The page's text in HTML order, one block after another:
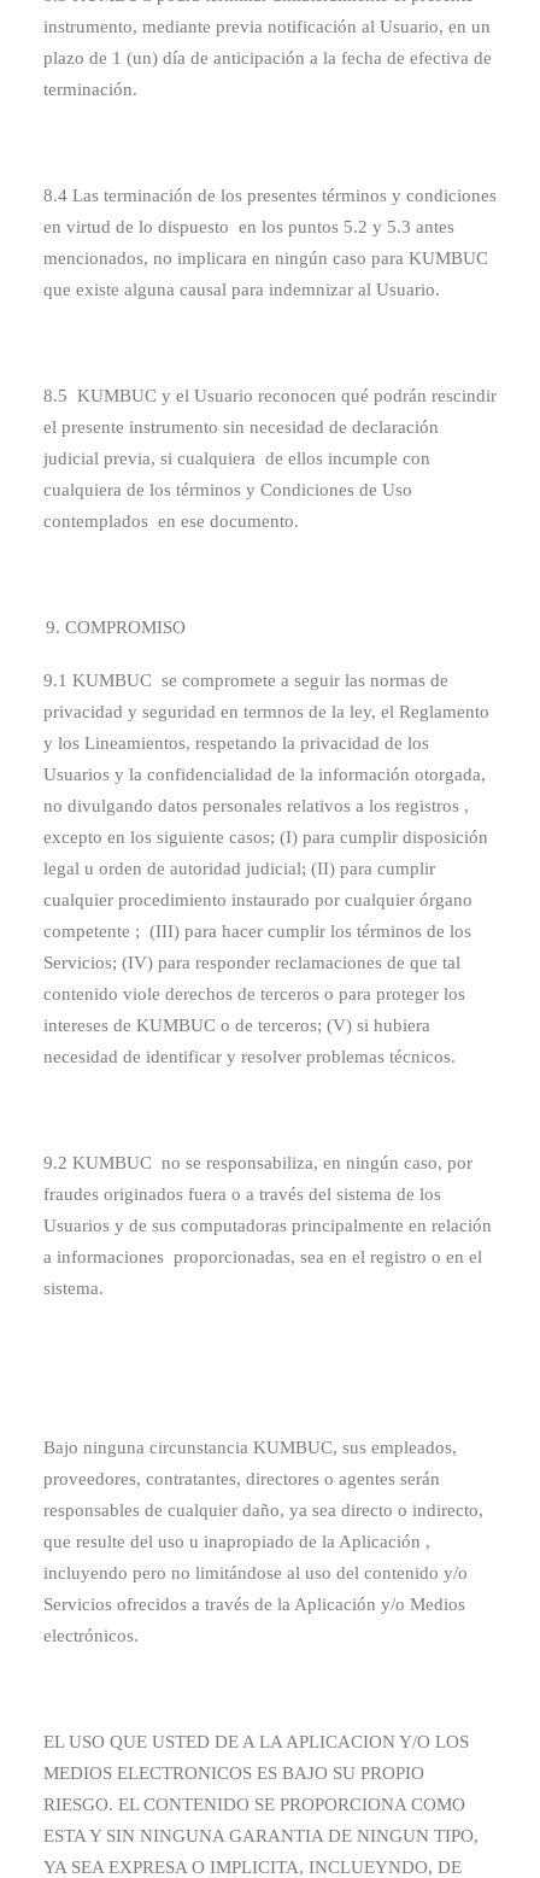
instrumento, mediante previa notificación al Usuario, en un
plazo de 1 (un) día de anticipación a la fecha de efectiva de
terminación.
8.4 Las terminación de los presentes términos y condiciones
en virtud de lo dispuesto en los puntos 5.2 y 5.3 antes
mencionados, no implicara en ningún caso para KUMBUC
que existe alguna causal para indemnizar al Usuario.
8.5 KUMBUC y el Usuario reconocen qué podrán rescindir
el presente instrumento sin necesidad de declaración
judicial previa, si cualquiera de ellos incumple con
cualquiera de los términos y Condiciones de Uso
contemplados en ese documento.
COMPROMISO
9.1 KUMBUC se compromete a seguir las normas de
privacidad y seguridad en termnos de la ley, el Reglamento
y los Lineamientos, respetando la privacidad de los
Usuarios y la confidencialidad de la información otorgada,
no divulgando datos personales relativos a los registros ,
excepto en los siguiente casos; (I) para cumplir disposición
legal u orden de autoridad judicial; (II) para cumplir
cualquier procedimiento instaurado por cualquier órgano
competente ; (III) para hacer cumplir los términos de los
Servicios; (IV) para responder reclamaciones de que tal
contenido viole derechos de terceros o para proteger los
intereses de KUMBUC o de terceros; (V) si hubiera
necesidad de identificar y resolver problemas técnicos.
9.2 KUMBUC no se responsabiliza, en ningún caso, por
fraudes originados fuera o a través del sistema de los
Usuarios y de sus computadoras principalmente en relación
a informaciones proporcionadas, sea en el registro o en el
sistema.
Bajo ninguna circunstancia KUMBUC, sus empleados,
proveedores, contratantes, directores o agentes serán
responsables de cualquier daño, ya sea directo o indirecto,
que resulte del uso u inapropiado de la Aplicación ,
incluyendo pero no limitándose al uso del contenido y/o
Servicios ofrecidos a través de la Aplicación y/o Medios
electrónicos.
EL USO QUE USTED DE A LA APLICACION Y/O LOS
MEDIOS ELECTRONICOS ES BAJO SU PROPIO
RIESGO. EL CONTENIDO SE PROPORCIONA COMO
ESTA Y SIN NINGUNA GARANTIA DE NINGUN TIPO,
YA SEA EXPRESA O IMPLICITA, INCLUEYNDO, DE